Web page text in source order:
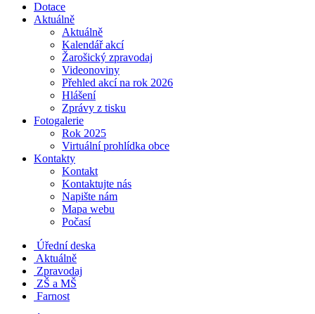
Dotace
Aktuálně
Aktuálně
Kalendář akcí
Žarošický zpravodaj
Videonoviny
Přehled akcí na rok 2026
Hlášení
Zprávy z tisku
Fotogalerie
Rok 2025
Virtuální prohlídka obce
Kontakty
Kontakt
Kontaktujte nás
Napište nám
Mapa webu
Počasí
Úřední deska
Aktuálně
Zpravodaj
ZŠ a MŠ
Farnost